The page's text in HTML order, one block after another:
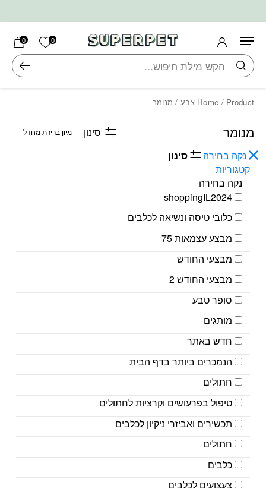
0 הרשימה
0
חיפוש
Home / Product צבע / מנומר
מנומר
סינון
נקה בחירה
סינון
קטגוריות
נקה בחירה
shoppingIL2024
כלובי טיסה ונשיאה לכלבים
מבצע עצמאות 75
מבצעי החודש
מבצעי החודש 2
סופר טבע
מותגים
חדש באתר
הנמכרים ביותר בדף הבית
חתולים
טיפול בפרעושים וקרציות לחתולים
תכשירים ואביזרי ניקיון לכלבים
חתולים
כלבים
צעצועים לכלבים